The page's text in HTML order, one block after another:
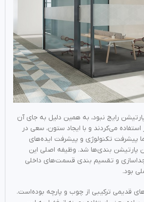
رایج نبود، به همین دلیل به جای آن
‌‌می‌کردند و با ایجاد ستون، سعی در
پیشرفت تکنولوژی و پیشرفت ایده‌های
پارتیشن بندی‌‌ها شد. وظیفه اصلی این
و تقسیم بندی قسمت‌‌های داخلی
بود.
قدیمی ‌ترکیبی از چوب و پارچه بوده‌است.